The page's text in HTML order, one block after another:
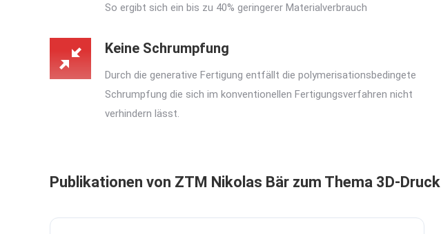
So ergibt sich ein bis zu 40% geringerer Materialverbrauch
Keine Schrumpfung
Durch die generative Fertigung entfällt die polymerisationsbedingete
Schrumpfung die sich im konventionellen Fertigungsverfahren nicht
verhindern lässt.
Publikationen von ZTM Nikolas Bär zum Thema 3D-Druck